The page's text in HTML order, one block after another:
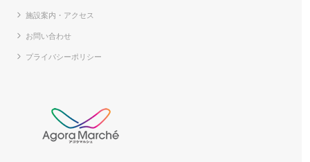
施設案内・アクセス
お問い合わせ
プライバシーポリシー